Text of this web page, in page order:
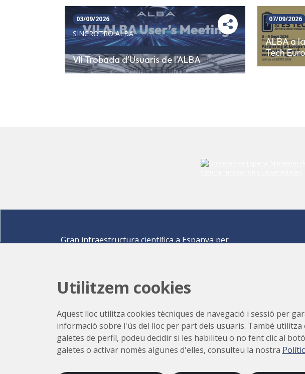
03/09/2026
SINCROTRÓ ALBA
VII Trobada d'Usuaris de l'ALBA
07/09/2026
ALBA a
Tech
Gran infraestructura científica a Espanya per
Carrer de la Llum 2-26 08290 Cerdanyola del Vallès,
Com arribar
+34 93 592 43 00
Utilitzem cookies
Aquest lloc utilitza cookies tècniques de navegació i sessió per
informació sobre l'ús del lloc per part dels usuaris. També
galetes de perfil, podeu decidir si les habiliteu o no fent clic al
galetes o activar només algunes d'elles, consulteu la nostra